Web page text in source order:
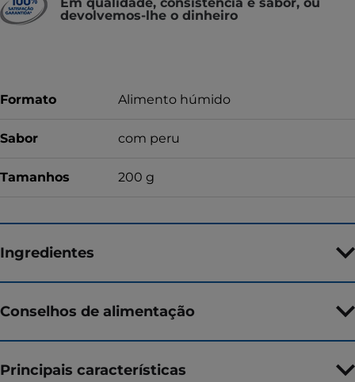
devolvemos-lhe o dinheiro
Formato Alimento húmido
Sabor com peru
Tamanhos 200 g
Ingredientes
Conselhos de alimentação
Principais características